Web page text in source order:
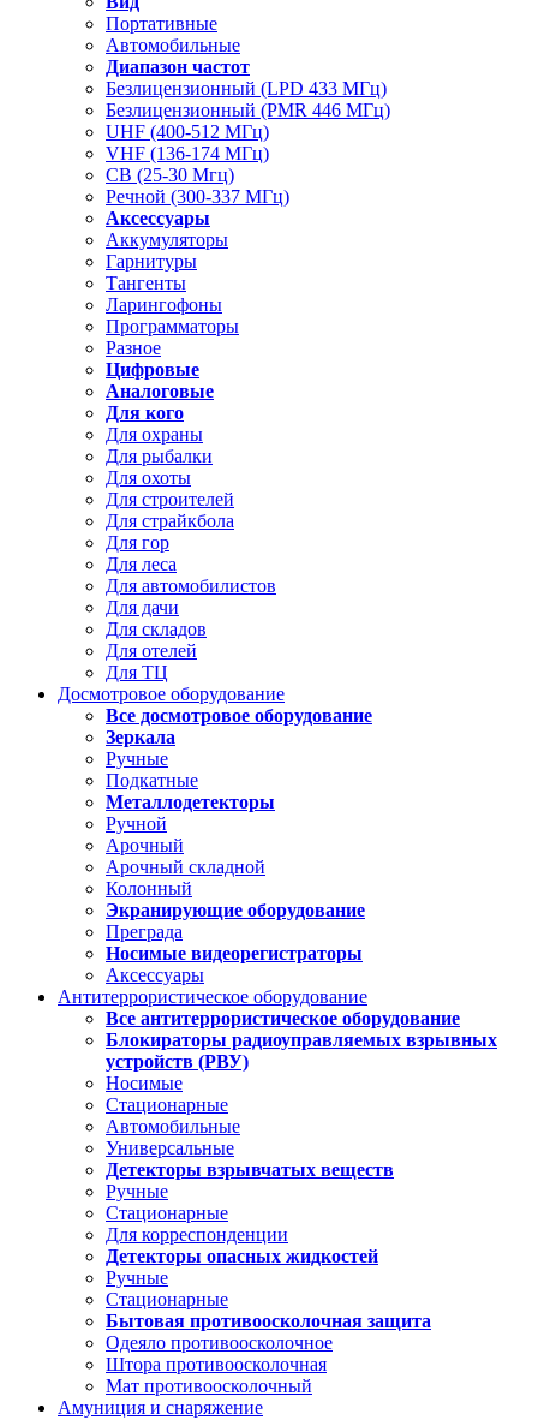
Портативные
Автомобильные
Диапазон частот
Безлицензионный (LPD 433 МГц)
Безлицензионный (PMR 446 МГц)
UHF (400-512 МГц)
VHF (136-174 МГц)
CB (25-30 Мгц)
Речной (300-337 МГц)
Аксессуары
Аккумуляторы
Гарнитуры
Тангенты
Ларингофоны
Программаторы
Разное
Цифровые
Аналоговые
Для кого
Для охраны
Для рыбалки
Для охоты
Для строителей
Для страйкбола
Для гор
Для леса
Для автомобилистов
Для дачи
Для складов
Для отелей
Для ТЦ
Досмотровое оборудование
Все досмотровое оборудование
Зеркала
Ручные
Подкатные
Металлодетекторы
Ручной
Арочный
Арочный складной
Колонный
Экранирующие оборудование
Преграда
Носимые видеорегистраторы
Аксессуары
Антитеррористическое оборудование
Все антитеррористическое оборудование
Блокираторы радиоуправляемых взрывных
устройств (РВУ)
Носимые
Стационарные
Автомобильные
Универсальные
Детекторы взрывчатых веществ
Ручные
Стационарные
Для корреспонденции
Детекторы опасных жидкостей
Ручные
Стационарные
Бытовая противоосколочная защита
Одеяло противоосколочное
Штора противоосколочная
Мат противоосколочный
Амуниция и снаряжение